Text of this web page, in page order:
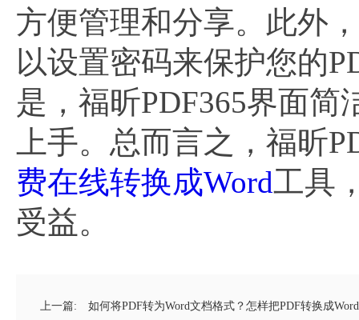
方便管理和分享。此外
以设置密码来保护您的
是，福昕PDF365界面
上手。总而言之，福昕
费在线转换成Word工具
受益。
上一篇: 如何将PDF转为Word文档格式？怎样把PDF转换成